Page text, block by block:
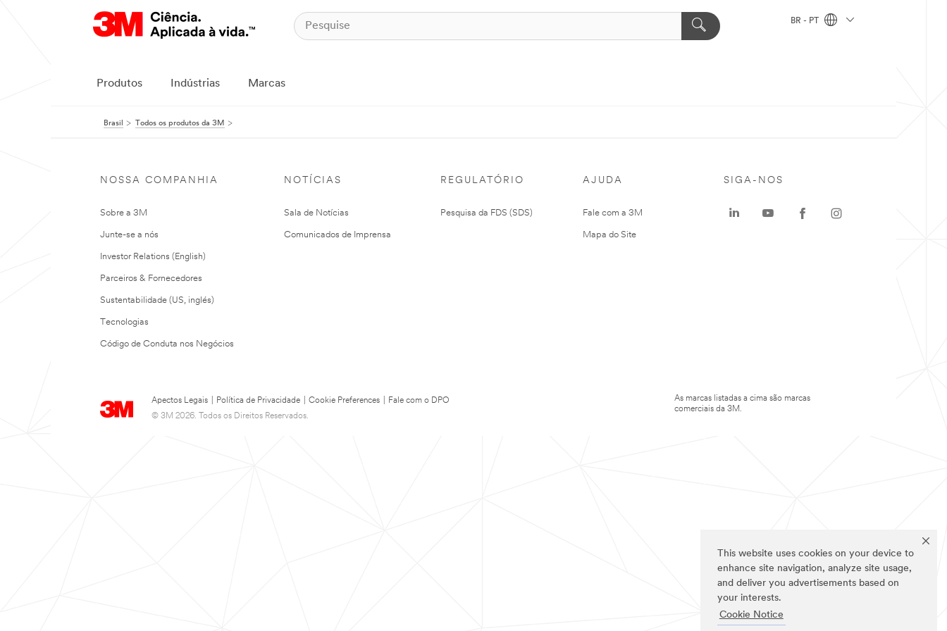
This website uses cookies on your device to
enhance site navigation, analyze site usage,
and deliver you advertisements based on
your interests.
Cookie Notice
BR - PT
Produtos Indústrias Marcas
Brasil Todos os produtos da 3M
NOSSA COMPANHIA
Sobre a 3M
Junte-se a nós
Investor Relations (English)
Parceiros & Fornecedores
Sustentabilidade (US, inglés)
Tecnologias
Código de Conduta nos Negócios
NOTÍCIAS
Sala de Notícias
Comunicados de Imprensa
REGULATÓRIO
Pesquisa da FDS (SDS)
AJUDA
Fale com a 3M
Mapa do Site
Apectos Legais Política de Privacidade Cookie Preferences
Fale com o DPO
© 3M 2026. Todos os Direitos Reservados.
SIGA-NOS
As marcas listadas a cima são marcas
comerciais da 3M.